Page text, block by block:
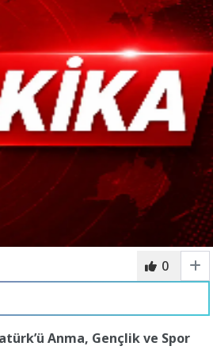
0
Anma, Gençlik ve Spor